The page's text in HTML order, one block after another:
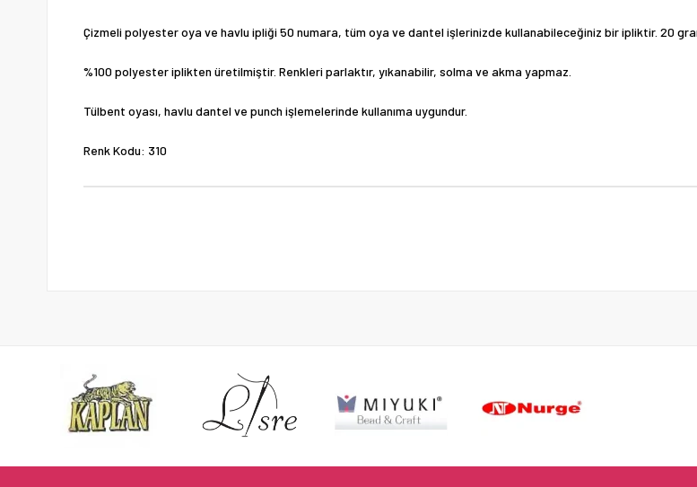
Çizmeli polyester oya ve havlu ipliği 50 numara, tüm oya ve dantel işlerinizde kullanabileceğiniz bir ipliktir. 20
%100 polyester iplikten üretilmiştir. Renkleri parlaktır, yıkanabilir, solma ve akma yapmaz.
Tülbent oyası, havlu dantel ve punch işlemelerinde kullanıma uygundur.
Renk Kodu: 310